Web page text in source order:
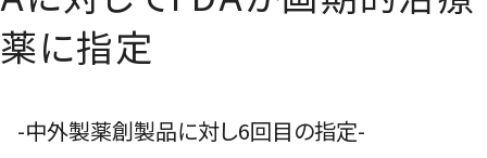
薬に指定
-中外製薬創製品に対し6回目の指定-